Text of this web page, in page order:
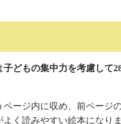
子どもの集中力を考慮して
ージ内に収め、前ページ
く読みやすい絵本になりま